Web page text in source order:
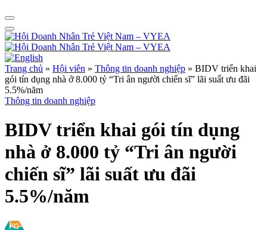
Trang chủ » Hội viên » Thông tin doanh nghiệp » BIDV triển khai
gói tín dụng nhà ở 8.000 tỷ “Tri ân người chiến sĩ” lãi suất ưu đãi
5.5%/năm
Thông tin doanh nghiệp
BIDV triển khai gói tín dụng
nhà ở 8.000 tỷ “Tri ân người
chiến sĩ” lãi suất ưu đãi
5.5%/năm